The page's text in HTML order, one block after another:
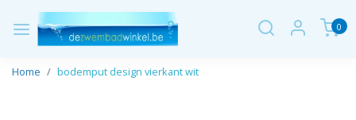
0
Home bodemput design vierkant wit